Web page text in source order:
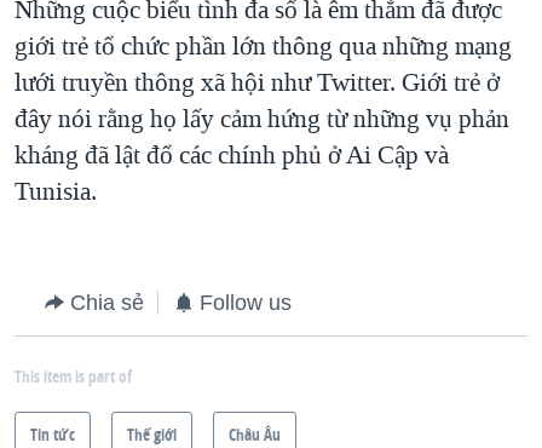
Những cuộc biểu tình đa số là êm thắm đã được
giới trẻ tổ chức phần lớn thông qua những mạng
lưới truyền thông xã hội như Twitter. Giới trẻ ở
đây nói rằng họ lấy cảm hứng từ những vụ phản
kháng đã lật đổ các chính phủ ở Ai Cập và
Tunisia.
Chia sẻ Follow us
This item is part of
Tin tức Thế giới Châu Âu